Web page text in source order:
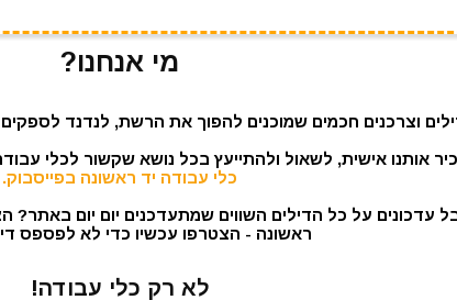
מי אנחנו?
וצרכנים חכמים שמוכנים להפוך את הרשת, לנדנד לספקים
אותנו אישית, לשאול ולהתייעץ בכל נושא שקשור לכלי
כלי עבודה יד ראשונה בפייסבוק.
עדכונים על כל הדילים השווים שמתעדכנים יום יום באתר?
ראשונה - הצטרפו עכשיו כדי לא לפספס
לא רק כלי עבודה!